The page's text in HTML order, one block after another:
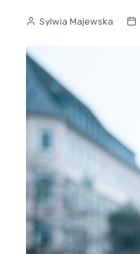
Sylwia Majewska